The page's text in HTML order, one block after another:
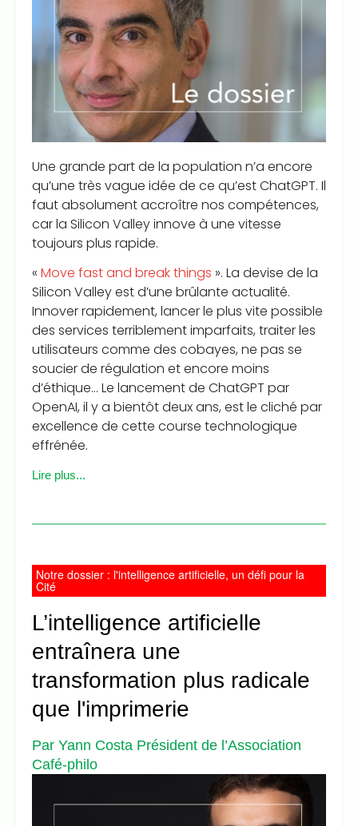
Une grande part de la population n’a encore
qu’une très vague idée de ce qu’est ChatGPT. Il
faut absolument accroître nos compétences,
car la Silicon Valley innove à une vitesse
toujours plus rapide.
« Move fast and break things ». La devise de la
Silicon Valley est d’une brûlante actualité.
Innover rapidement, lancer le plus vite possible
des services terriblement imparfaits, traiter les
utilisateurs comme des cobayes, ne pas se
soucier de régulation et encore moins
d’éthique… Le lancement de ChatGPT par
OpenAI, il y a bientôt deux ans, est le cliché par
excellence de cette course technologique
effrénée.
Lire plus...
Notre dossier : l'intelligence artificielle, un défi pour la
Cité
L’intelligence artificielle
entraînera une
transformation plus radicale
que l'imprimerie
Par Yann Costa Président de l’Association
Café-philo